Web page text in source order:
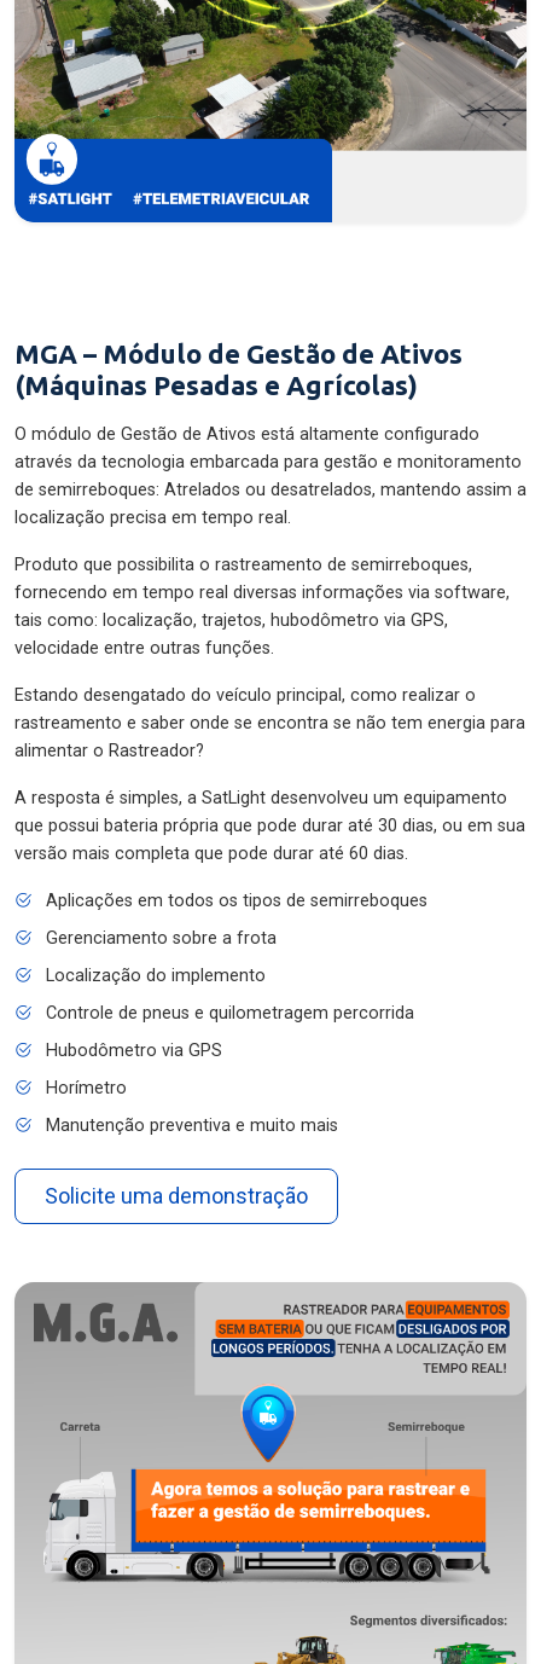
MGA – Módulo de Gestão de Ativos
(Máquinas Pesadas e Agrícolas)
O módulo de Gestão de Ativos está altamente configurado
através da tecnologia embarcada para gestão e monitoramento
de semirreboques: Atrelados ou desatrelados, mantendo assim a
localização precisa em tempo real.
Produto que possibilita o rastreamento de semirreboques,
fornecendo em tempo real diversas informações via software,
tais como: localização, trajetos, hubodômetro via GPS,
velocidade entre outras funções.
Estando desengatado do veículo principal, como realizar o
rastreamento e saber onde se encontra se não tem energia para
alimentar o Rastreador?
A resposta é simples, a SatLight desenvolveu um equipamento
que possui bateria própria que pode durar até 30 dias, ou em sua
versão mais completa que pode durar até 60 dias.
Aplicações em todos os tipos de semirreboques
Gerenciamento sobre a frota
Localização do implemento
Controle de pneus e quilometragem percorrida
Hubodômetro via GPS
Horímetro
Manutenção preventiva e muito mais
Solicite uma demonstração